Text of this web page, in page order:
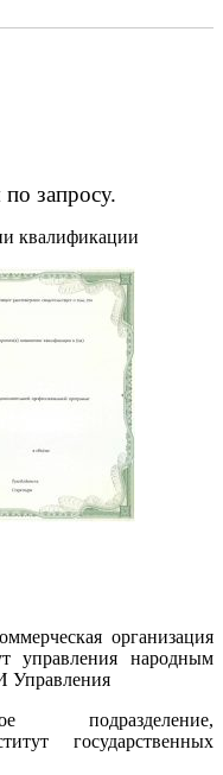
запросу.
квалификации
организация
управления народным
Управления
подразделение,
государственных